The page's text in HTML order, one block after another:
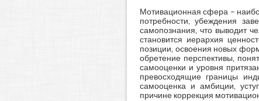
Мотивационная сфера –
потребности, убеждения
самопознания, что выводит
становится иерархия
позиции, освоения новых
обретение перспективы,
самооценки и уровня
превосходящие границы
самооценка и амбиции,
причине коррекция